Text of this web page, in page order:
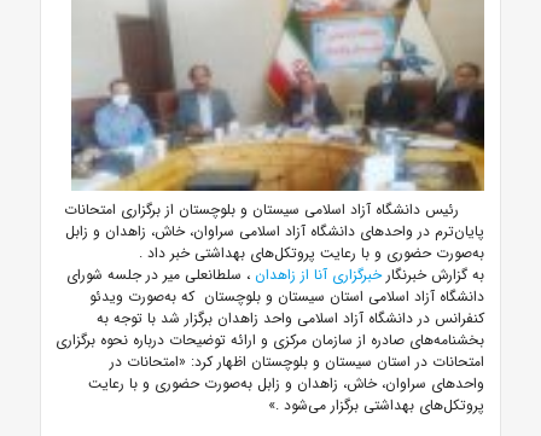
رئیس دانشگاه آزاد اسلامی سیستان و بلوچستان از برگزاری امتحانات
پایان‌ترم در واحد‌های دانشگاه آزاد اسلامی سراوان، خاش، زاهدان و زابل
به‌صورت حضوری و با رعایت پروتکل‌های بهداشتی خبر داد .
به گزارش خبرنگارخبرگزاری آنا از زاهدان ، سلطانعلی میر در جلسه شورای
دانشگاه آزاد اسلامی استان سیستان و بلوچستان که به‌صورت ویدئو
کنفرانس در دانشگاه آزاد اسلامی واحد زاهدان برگزار شد با توجه به
بخشنامه‌های صادره از سازمان مرکزی و ارائه توضیحات درباره نحوه برگزاری
امتحانات در استان سیستان و بلوچستان اظهار کرد: «امتحانات در
واحد‌های سراوان، خاش، زاهدان و زابل به‌صورت حضوری و با رعایت
پروتکل‌های بهداشتی برگزار می‌شود .»